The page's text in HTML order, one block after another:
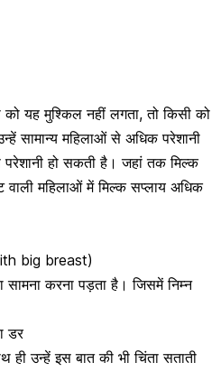
को यह मुश्किल नहीं लगता, तो किसी को
सामान्य महिलाओं से अधिक परेशानी
हो सकती है। जहां तक मिल्क
महिलाओं में मिल्क सप्लाय अधिक
big breast)
करना पड़ता है। जिसमें निम्न
डर
उन्हें इस बात की भी चिंता सताती